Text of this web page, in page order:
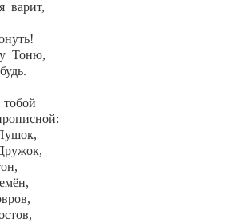
варит,
Тоню,